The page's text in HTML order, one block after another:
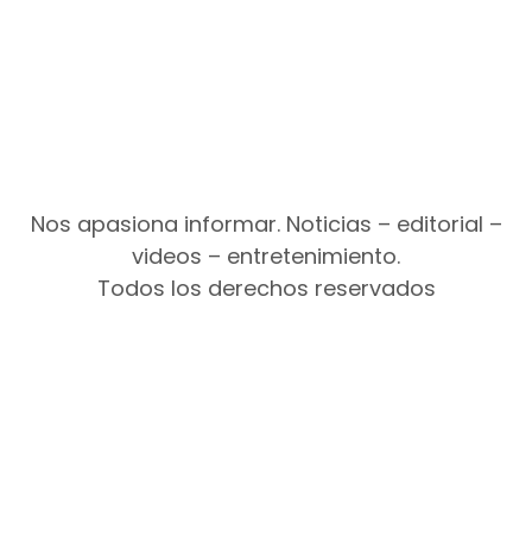
Nos apasiona informar. Noticias – editorial –
videos – entretenimiento.
Todos los derechos reservados